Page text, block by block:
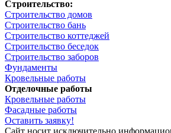
Строительство:
Строительство домов
Строительство бань
Строительство коттеджей
Строительство беседок
Строительство заборов
Фундаменты
Кровельные работы
Отделочные работы
Кровельные работы
Фасадные работы
Оставить заявку!